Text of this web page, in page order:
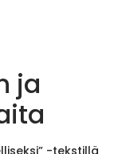
ja